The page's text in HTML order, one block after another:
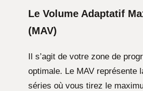
Le Volume Adaptatif
(MAV)
Il s’agit de votre zone de
optimale. Le MAV représente
séries où vous tirez le